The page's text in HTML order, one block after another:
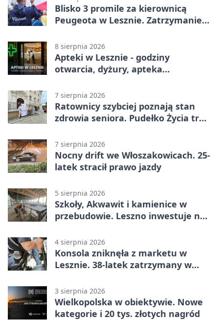
Blisko 3 promile za kierownicą
Peugeota w Lesznie. Zatrzymanie
8 sierpnia 2026
Apteki w Lesznie - godziny
otwarcia, dyżury, apteka
7 sierpnia 2026
Ratownicy szybciej poznają stan
zdrowia seniora. Pudełko Życia trafi
7 sierpnia 2026
Nocny drift we Włoszakowicach. 25-
latek stracił prawo jazdy
5 sierpnia 2026
Szkoły, Akwawit i kamienice w
przebudowie. Leszno inwestuje na
4 sierpnia 2026
Konsola zniknęła z marketu w
Lesznie. 38-latek zatrzymany w
3 sierpnia 2026
Wielkopolska w obiektywie. Nowe
kategorie i 20 tys. złotych nagród